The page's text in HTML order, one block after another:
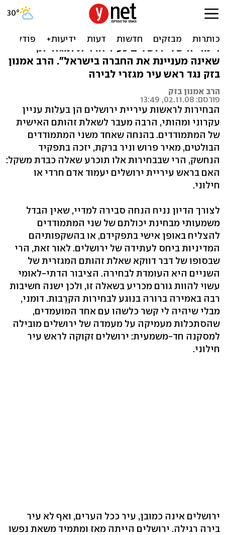
ראש עיר חילוני לעיר הקודש
"בחירת ראש עיר חרדי לבירה תחזק ותדגיש את
דימוייה של ירושלים כעיר חרדית ומגזרית,
שאינה מעניינת את החברה בישראל". הרב אמנון
בזק נגד ראש עיר מגזרי לבירה
הרב אמנון בזק
פורסם: 02.11.08, 13:49
הבחירות לראשות עיריית ירושלים הן בעלות עניין
עקרוני ומהותי, הרבה מעבר לשאלת זהותם האישית
של המתמודדים. בהנחה שאחד משני המתמודדים
הבולטים, מאיר פרוש וניר ברקת, יזכה בתפקיד
הנחשק, הרי שבבחירות אלו תוכרע שאלה כבדת משקל:
האם בראש עיריית ירושלים יעמוד אדם חרדי או
חילוני.
לצורך הדיון נניח הנחה סבירה למדיי, שאין הבדל
משמעותי מבחינת יכולתם של שני המתמודדים
להצליח באופן אישי בתפקידם, או בהשקפותיהם
המדיניות ביחס לעתידה של ירושלים. לאור זאת, הרי
שבסופו של דבר דווקא שאלת זהותם המגזרית של
השניים היא העומדת לבחירה. הציבור הדתי-לאומי
עשוי להוות גורם מכריע בשאלה זו, ולכן ישנה חשיבות
רבה באמירה ברורה בנוגע לבחירות הקרֵבות. דומני,
מבלי שיהיה לי קשר כלשהו עם אחד המועמדים,
שהסתכלות מעמיקה על מעמדה של ירושלים מובילה
למסקנה חד-משמעית: ירושלים זקוקה לראש עיר
חילוני.
ירושלים אינה כמובן, עיר ככל הערים, ואף לא עיר
בירה רגילה. ירושלים הייתה מאז ומתמיד משאת נפשו